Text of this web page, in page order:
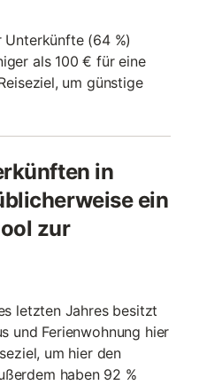
Unterkünfte (64 %)
als 100 € für eine
um günstige
in
ein
zur
letzten Jahres besitzt
und Ferienwohnung hier
um hier den
haben 92 %